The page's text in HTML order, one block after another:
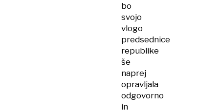
bo
svojo
vlogo
predsednice
republike
še
naprej
opravljala
odgovorno
in